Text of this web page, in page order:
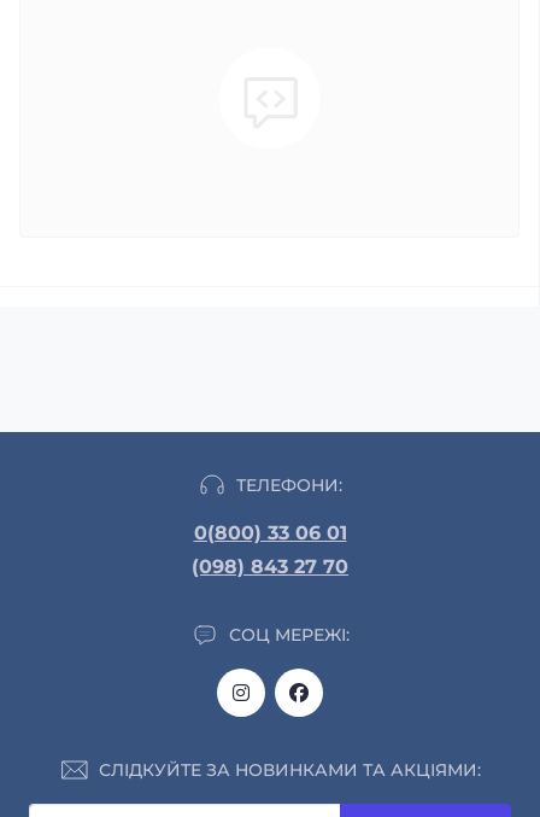
ТЕЛЕФОНИ:
0(800) 33 06 01
(098) 843 27 70
СОЦ МЕРЕЖІ:
СЛІДКУЙТЕ ЗА НОВИНКАМИ ТА АКЦІЯМИ: